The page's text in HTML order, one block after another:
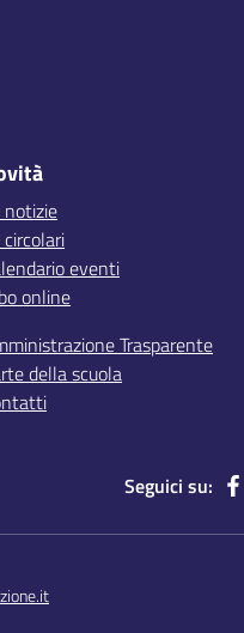
notizie
circolari
eventi
online
Trasparente
della scuola
Seguici su: